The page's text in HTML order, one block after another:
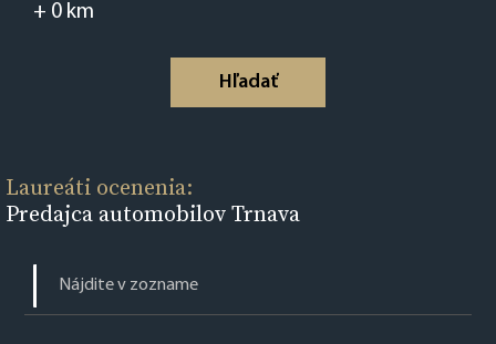
+ 0km
Hľadať
Laureáti ocenenia:
Predajca automobilov Trnava